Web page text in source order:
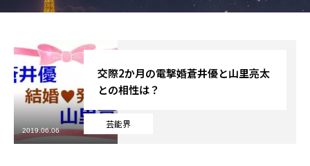
ブログ
お知らせ
芸能界
芸能界
交際2か月の電撃婚蒼井優と山里亮太
との相性は？
2019.06.06